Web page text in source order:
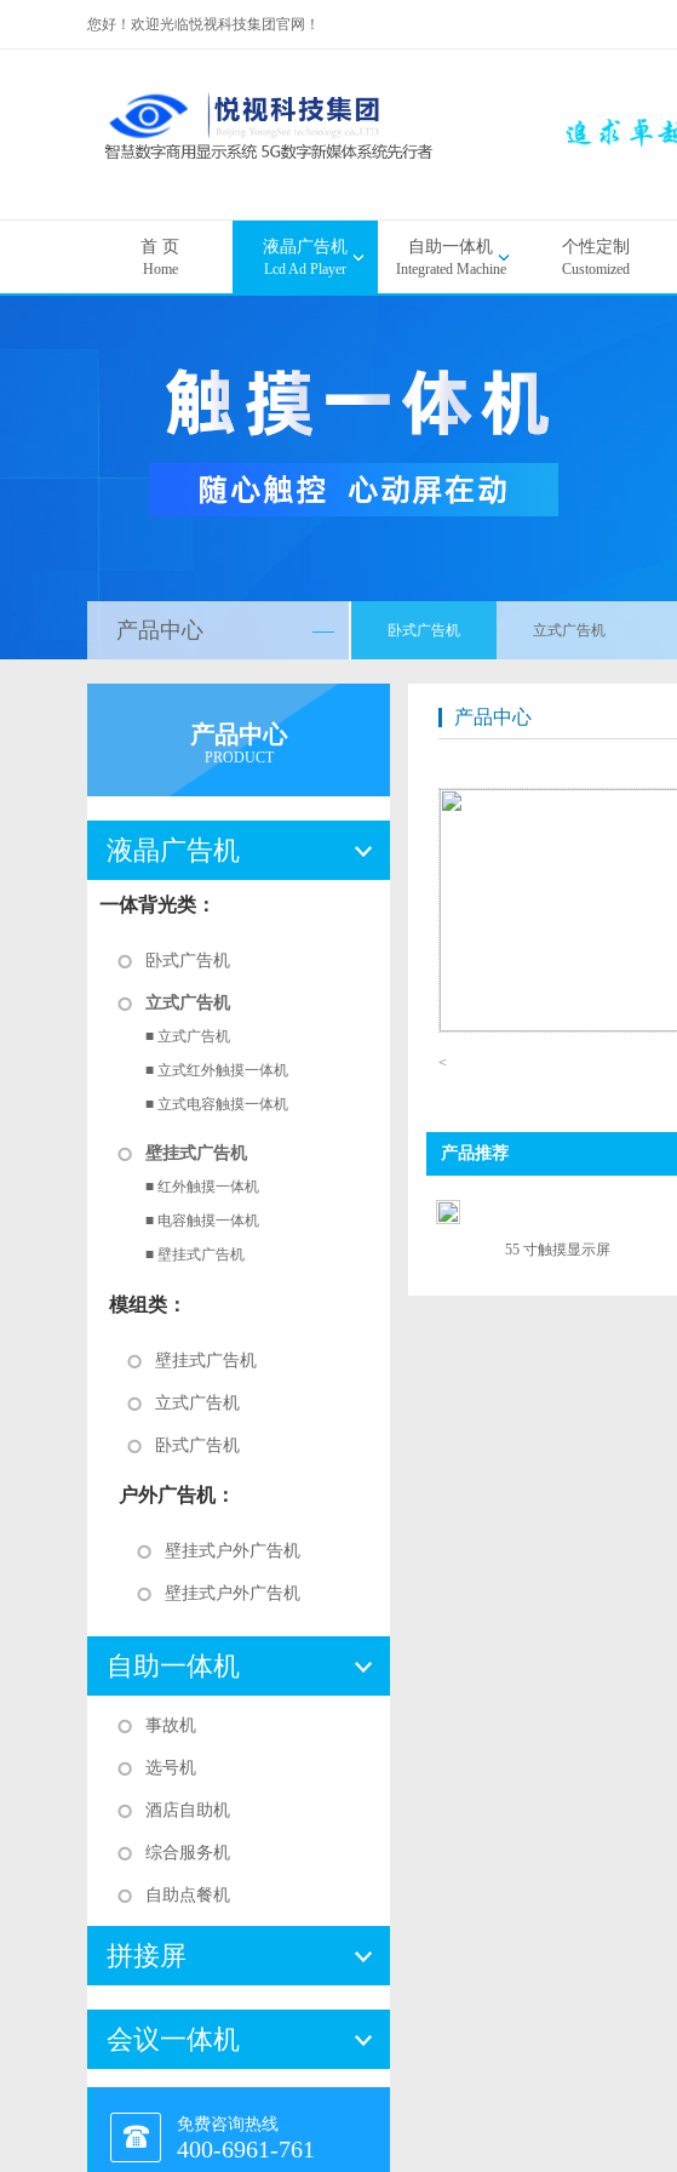
您好！欢迎光临悦视科技集团官网！
首 页
Home
液晶广告机
Lcd Ad Player
自助一体机
Integrated Machine
个性定制
Customized
产品中心 — 卧式广告机 立式广告机
产品中心
PRODUCT
液晶广告机
一体背光类：
卧式广告机
立式广告机
■ 立式广告机
■ 立式红外触摸一体机
■ 立式电容触摸一体机
壁挂式广告机
■ 红外触摸一体机
■ 电容触摸一体机
■ 壁挂式广告机
模组类：
壁挂式广告机
立式广告机
卧式广告机
户外广告机：
壁挂式户外广告机
壁挂式户外广告机
自助一体机
事故机
选号机
酒店自助机
综合服务机
自助点餐机
拼接屏
会议一体机
免费咨询热线
400-6961-761
产品中心
<
产品推荐
55 寸触摸显示屏